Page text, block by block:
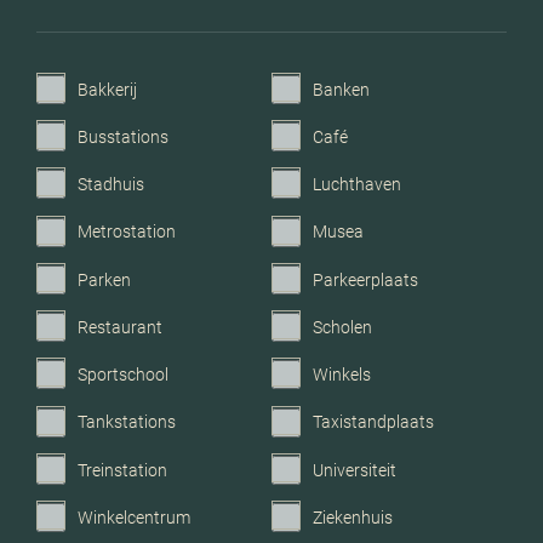
Voorzieningen
Mechanische ventilatie, tv
Garage
Bakkerij Banken
Busstations Café
Stadhuis Luchthaven
Metrostation Musea
Parken Parkeerplaats
Restaurant Scholen
Sportschool Winkels
Tankstations Taxistandplaats
Treinstation Universiteit
Winkelcentrum Ziekenhuis